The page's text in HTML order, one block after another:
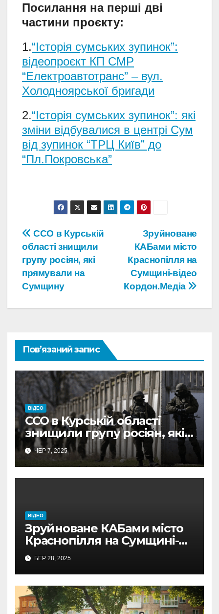
Посилання на перші дві
частини проєкту:
1.“Історія сумських зупинок”:
відеопроєкт КП СМР
“Електроавтотранс” – вул.
Холодноярської бригади
2.“Історія сумських зупинок”: які
зміни відбувалися в центрі Сум
від зупинок “ТРЦ Київ” до
“Пл.Покровська”
Навігація
записів
Зруйноване
КАБами місто
Краснопілля на
Сумщині-відео
Кордон.Медіа
ССО в Курській
області знищили
групу росіян, які
прямували на
Сумщину
Пов’язаний запис
ВІДЕО
ССО в Курській області
знищили групу росіян, які
прямували на Сумщину
ЧЕР 7, 2025
ВІДЕО
Зруйноване КАБами місто
Краснопілля на Сумщині-
відео Кордон.Медіа
БЕР 28, 2025